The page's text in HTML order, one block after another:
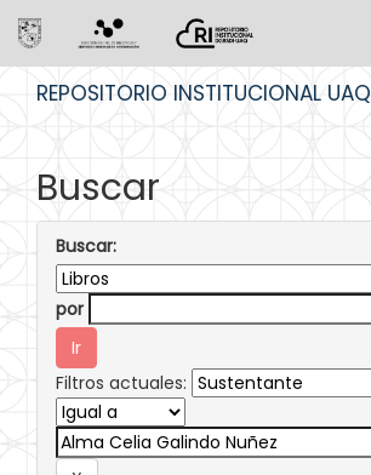
REPOSITORIO INSTITUCIONAL UAQ
Buscar
Buscar:
por
Filtros actuales: